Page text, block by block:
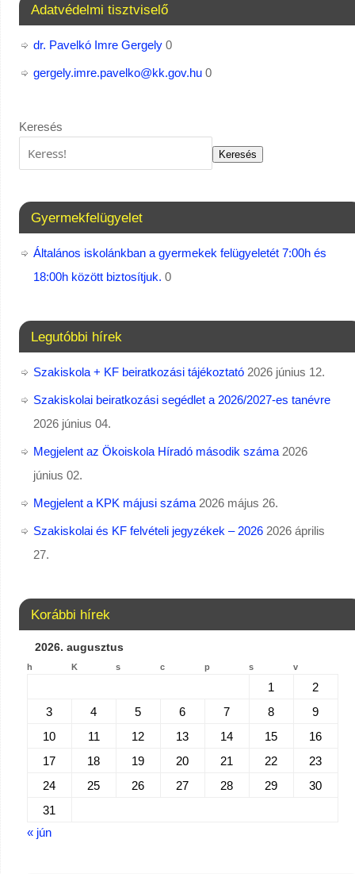
Adatvédelmi tisztviselő
dr. Pavelkó Imre Gergely0
gergely.imre.pavelko@kk.gov.hu0
Keresés
Keresés
Gyermekfelügyelet
Általános iskolánkban a gyermekek felügyeletét 7:00h és
18:00h között biztosítjuk. 0
Legutóbbi hírek
Szakiskola + KF beiratkozási tájékoztató 2026 június 12.
Szakiskolai beiratkozási segédlet a 2026/2027-es tanévre
2026 június 04.
Megjelent az Ökoiskola Híradó második száma 2026
június 02.
Megjelent a KPK májusi száma 2026 május 26.
Szakiskolai és KF felvételi jegyzékek – 2026 2026 április
27.
Korábbi hírek
2026. augusztus
h K s c p s v
1
2
3
4 5 6 7 8
9
10
11 12 13 14 15
16
17
18 19 20 21 22
23
24
25 26 27 28 29
30
31
« jún